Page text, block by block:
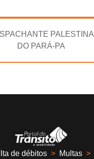
PALESTINA
DO PARÁ-PA
de débitos > Multas >